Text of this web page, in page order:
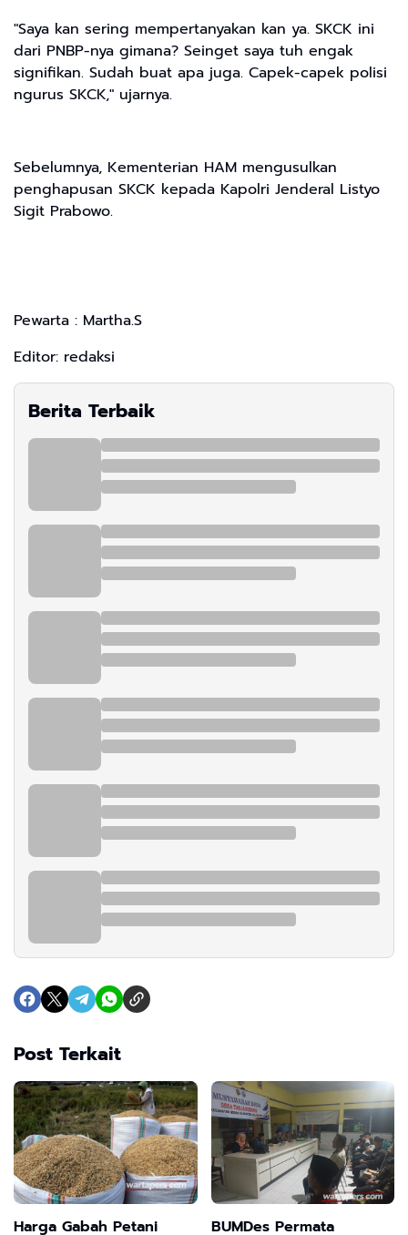
"Saya kan sering mempertanyakan kan ya. SKCK ini
dari PNBP-nya gimana? Seinget saya tuh engak
signifikan. Sudah buat apa juga. Capek-capek polisi
ngurus SKCK," ujarnya.
Sebelumnya, Kementerian HAM mengusulkan
penghapusan SKCK kepada Kapolri Jenderal Listyo
Sigit Prabowo.
Pewarta : Martha.S
Editor: redaksi
Berita Terbaik
Post Terkait
Harga Gabah Petani
BUMDes Permata